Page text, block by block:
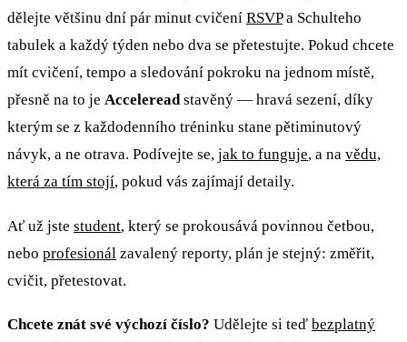
dělejte většinu dní pár minut cvičení RSVPa Schulteho
tabulek a každý týden nebo dva se přetestujte. Pokud chcete
mít cvičení, tempo a sledování pokroku na jednom místě,
přesně na to je Accelereadstavěný — hravá sezení, díky
kterým se z každodenního tréninku stane pětiminutový
návyk, a ne otrava. Podívejte se, jak to funguje, a na vědu,
která za tím stojí, pokud vás zajímají detaily.
Ať už jste student, který se prokousává povinnou četbou,
nebo profesionál zavalený reporty, plán je stejný: změřit,
cvičit, přetestovat.
Chcete znát své výchozí číslo? Udělejte si teď bezplatný